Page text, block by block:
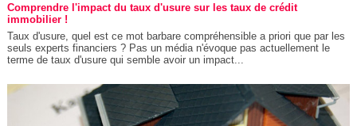
Comprendre l'impact du taux d'usure sur les taux de crédit
immobilier !
Taux d'usure, quel est ce mot barbare compréhensible a priori que par les
seuls experts financiers ? Pas un média n'évoque pas actuellement le
terme de taux d'usure qui semble avoir un impact...